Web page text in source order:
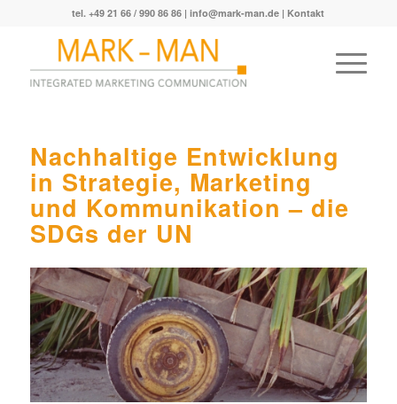
tel. +49 21 66 / 990 86 86 |info@mark-man.de | Kontakt
Nachhaltige Entwicklung
in Strategie, Marketing
und Kommunikation – die
SDGs der UN